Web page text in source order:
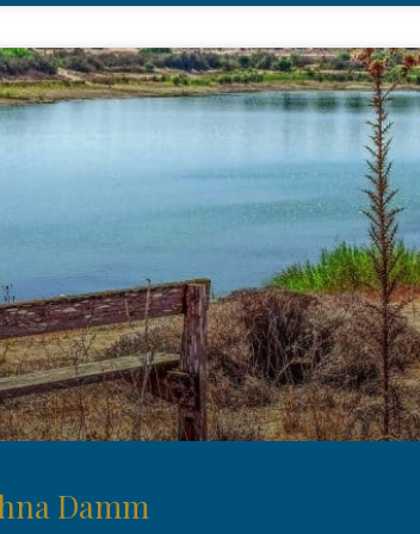
Damm